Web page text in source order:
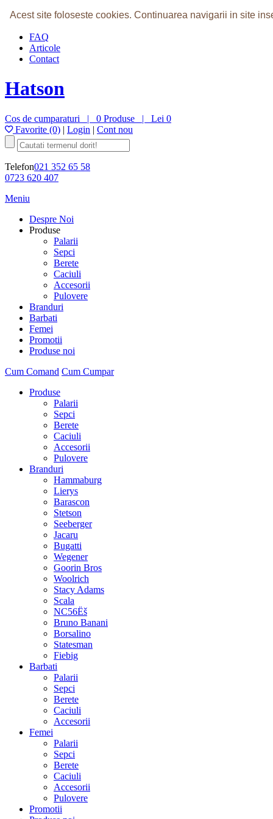
Acest site foloseste cookies. Continuarea navigarii in site
Home
FAQ
Articole
Contact
Hatson
Cos de cumparaturi | 0 Produse | Lei 0
Favorite (0) | Login | Cont nou
Telefon021 352 65 58
0723 620 407
Meniu
Despre Noi
Produse
Palarii
Sepci
Berete
Caciuli
Accesorii
Pulovere
Branduri
Barbati
Femei
Promotii
Produse noi
Cum Comand Cum Cumpar
Produse
Palarii
Sepci
Berete
Caciuli
Accesorii
Pulovere
Branduri
Hammaburg
Lierys
Barascon
Stetson
Seeberger
Jacaru
Bugatti
Wegener
Goorin Bros
Woolrich
Stacy Adams
Scala
NC56Ëš
Bruno Banani
Borsalino
Statesman
Fiebig
Barbati
Palarii
Sepci
Berete
Caciuli
Accesorii
Femei
Palarii
Sepci
Berete
Caciuli
Accesorii
Pulovere
Promotii